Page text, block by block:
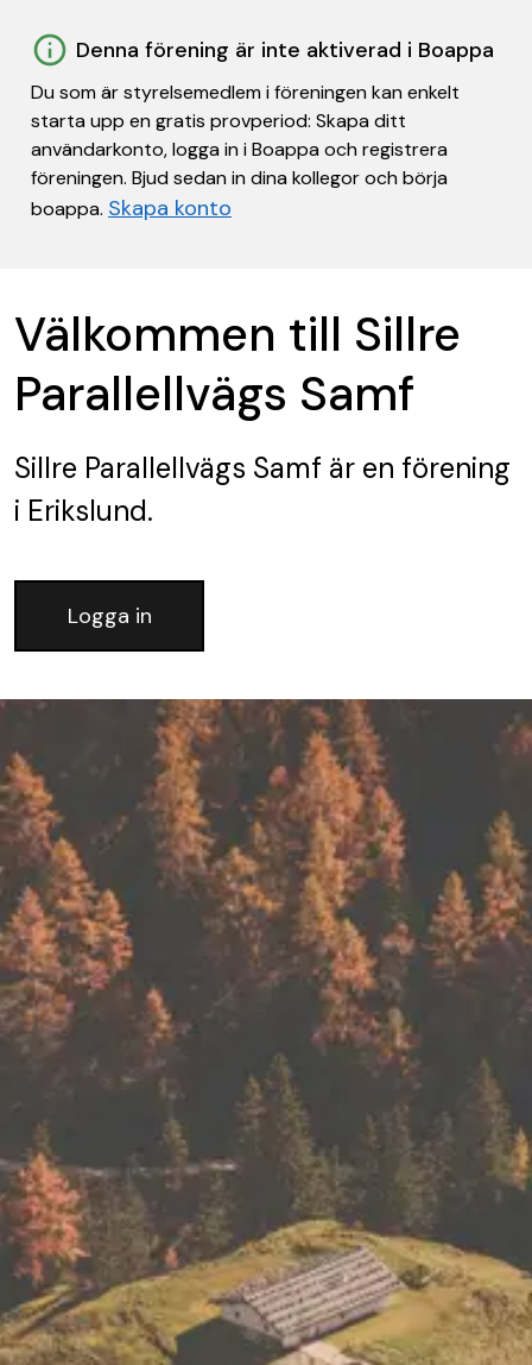
Denna förening är inte aktiverad i Boappa
Du som är styrelsemedlem i föreningen kan enkelt
starta upp en gratis provperiod: Skapa ditt
användarkonto, logga in i Boappa och registrera
föreningen. Bjud sedan in dina kollegor och börja
boappa. Skapa konto
Välkommen till Sillre
Parallellvägs Samf
Sillre Parallellvägs Samf är en förening
i Erikslund.
Logga in